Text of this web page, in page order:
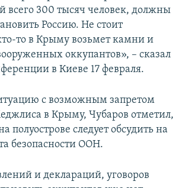
300 тысяч человек, должны
Россию. Не стоит
то в Крыму возьмет камни и
оккупантов», – сказал
в Киеве 17 февраля.
с возможным запретом
в Крыму, Чубаров отметил,
полуострове следует обсудить на
безопасности ООН.
и деклараций, уговоров